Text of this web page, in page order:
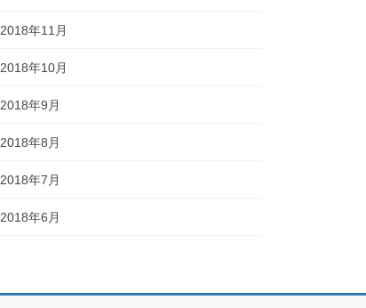
2018年11月
2018年10月
2018年9月
2018年8月
2018年7月
2018年6月